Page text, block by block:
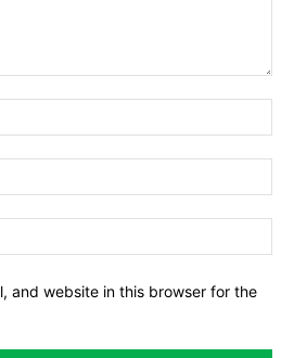
and website in this browser for the